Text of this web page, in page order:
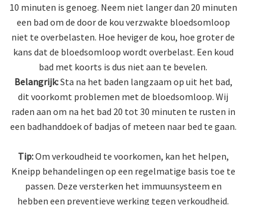
10 minuten is genoeg. Neem niet langer dan 20 minuten
een bad om de door de kou verzwakte bloedsomloop
niet te overbelasten. Hoe heviger de kou, hoe groter de
kans dat de bloedsomloop wordt overbelast. Een koud
bad met koorts is dus niet aan te bevelen.
Belangrijk:Sta na het baden langzaam op uit het bad,
dit voorkomt problemen met de bloedsomloop. Wij
raden aan om na het bad 20 tot 30 minuten te rusten in
een badhanddoek of badjas of meteen naar bed te gaan.
Tip:Om verkoudheid te voorkomen, kan het helpen,
Kneipp behandelingen op een regelmatige basis toe te
passen. Deze versterken het immuunsysteem en
hebben een preventieve werking tegen verkoudheid.